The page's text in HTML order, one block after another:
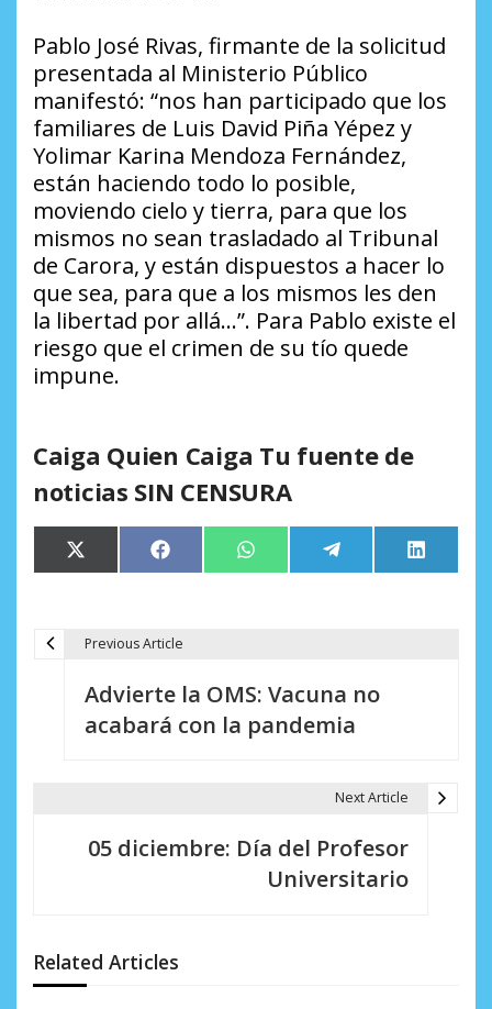
Pablo José Rivas, firmante de la solicitud
presentada al Ministerio Público
manifestó: “nos han participado que los
familiares de Luis David Piña Yépez y
Yolimar Karina Mendoza Fernández,
están haciendo todo lo posible,
moviendo cielo y tierra, para que los
mismos no sean trasladado al Tribunal
de Carora, y están dispuestos a hacer lo
que sea, para que a los mismos les den
la libertad por allá…”. Para Pablo existe el
riesgo que el crimen de su tío quede
impune.
Caiga Quien Caiga Tu fuente de
noticias SIN CENSURA
Compartir
en
X
(Twitter)
Compartir
en
Facebook Compartir
en
WhatsApp Compartir
en
Telegram
en
LinkedIn
ó
Previous Article
Advierte la OMS: Vacuna no
acabará con la pandemia
Next Article
05 diciembre: Día del Profesor
Universitario
Related Articles